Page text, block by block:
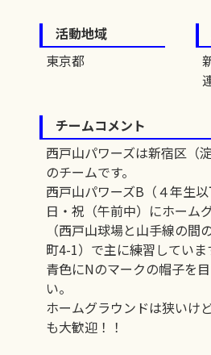
活動地域
東京都
チームコメント
西戸山パワーズは新宿区（
のチームです。
西戸山パワーズB（４年生
日・祝（午前中）にホーム
（西戸山球場と山手線の間
町4-1）で主に練習していま
青色にNのマークの帽子を
い。
ホームグラウンドは狭いけ
も大歓迎！！